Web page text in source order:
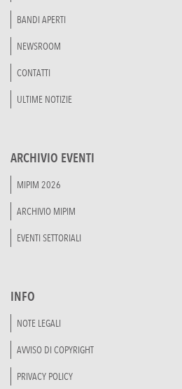
BANDI APERTI
NEWSROOM
CONTATTI
ULTIME NOTIZIE
ARCHIVIO EVENTI
MIPIM 2026
ARCHIVIO MIPIM
EVENTI SETTORIALI
INFO
NOTE LEGALI
AVVISO DI COPYRIGHT
PRIVACY POLICY